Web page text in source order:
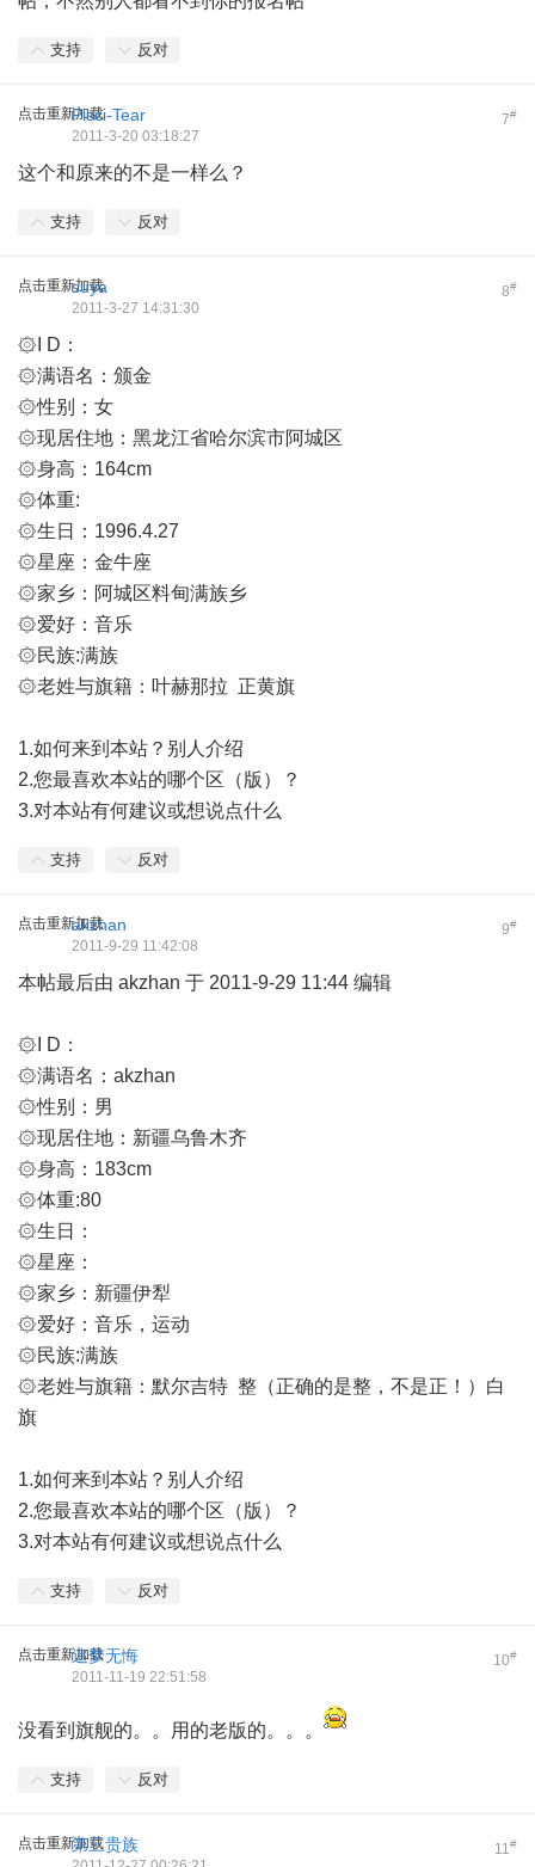
支持 反对
点击重新加载 7#
Pisci-Tear
2011-3-20 03:18:27
这个和原来的不是一样么？
支持 反对
点击重新加载 8#
suya
2011-3-27 14:31:30
۞I D：
۞满语名：颁金
۞性别：女
۞现居住地：黑龙江省哈尔滨市阿城区
۞身高：164cm
۞体重:
۞生日：1996.4.27
۞星座：金牛座
۞家乡：阿城区料甸满族乡
۞爱好：音乐
۞民族:满族
۞老姓与旗籍：叶赫那拉 正黄旗
1.如何来到本站？别人介绍
2.您最喜欢本站的哪个区（版）？
3.对本站有何建议或想说点什么
支持 反对
点击重新加载 9#
akzhan
2011-9-29 11:42:08
本帖最后由 akzhan 于 2011-9-29 11:44 编辑
۞I D：
۞满语名：akzhan
۞性别：男
۞现居住地：新疆乌鲁木齐
۞身高：183cm
۞体重:80
۞生日：
۞星座：
۞家乡：新疆伊犁
۞爱好：音乐，运动
۞民族:满族
۞老姓与旗籍：默尔吉特 整（正确的是整，不是正！）白
旗
1.如何来到本站？别人介绍
2.您最喜欢本站的哪个区（版）？
3.对本站有何建议或想说点什么
支持 反对
点击重新加载 10#
追梦无悔
2011-11-19 22:51:58
没看到旗舰的。。用的老版的。。。
支持 反对
点击重新加载 11#
第三贵族